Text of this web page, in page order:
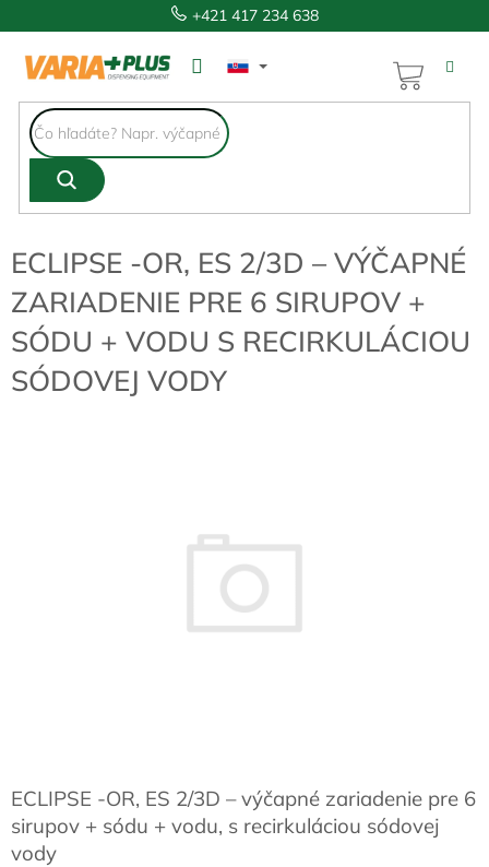
na
obsah
+421 417 234 638
KOŠÍK
ECLIPSE -OR, ES 2/3D – VÝČAPNÉ
ZARIADENIE PRE 6 SIRUPOV +
SÓDU + VODU S RECIRKULÁCIOU
SÓDOVEJ VODY
ECLIPSE -OR, ES 2/3D – výčapné zariadenie pre 6
sirupov + sódu + vodu, s recirkuláciou sódovej
vody